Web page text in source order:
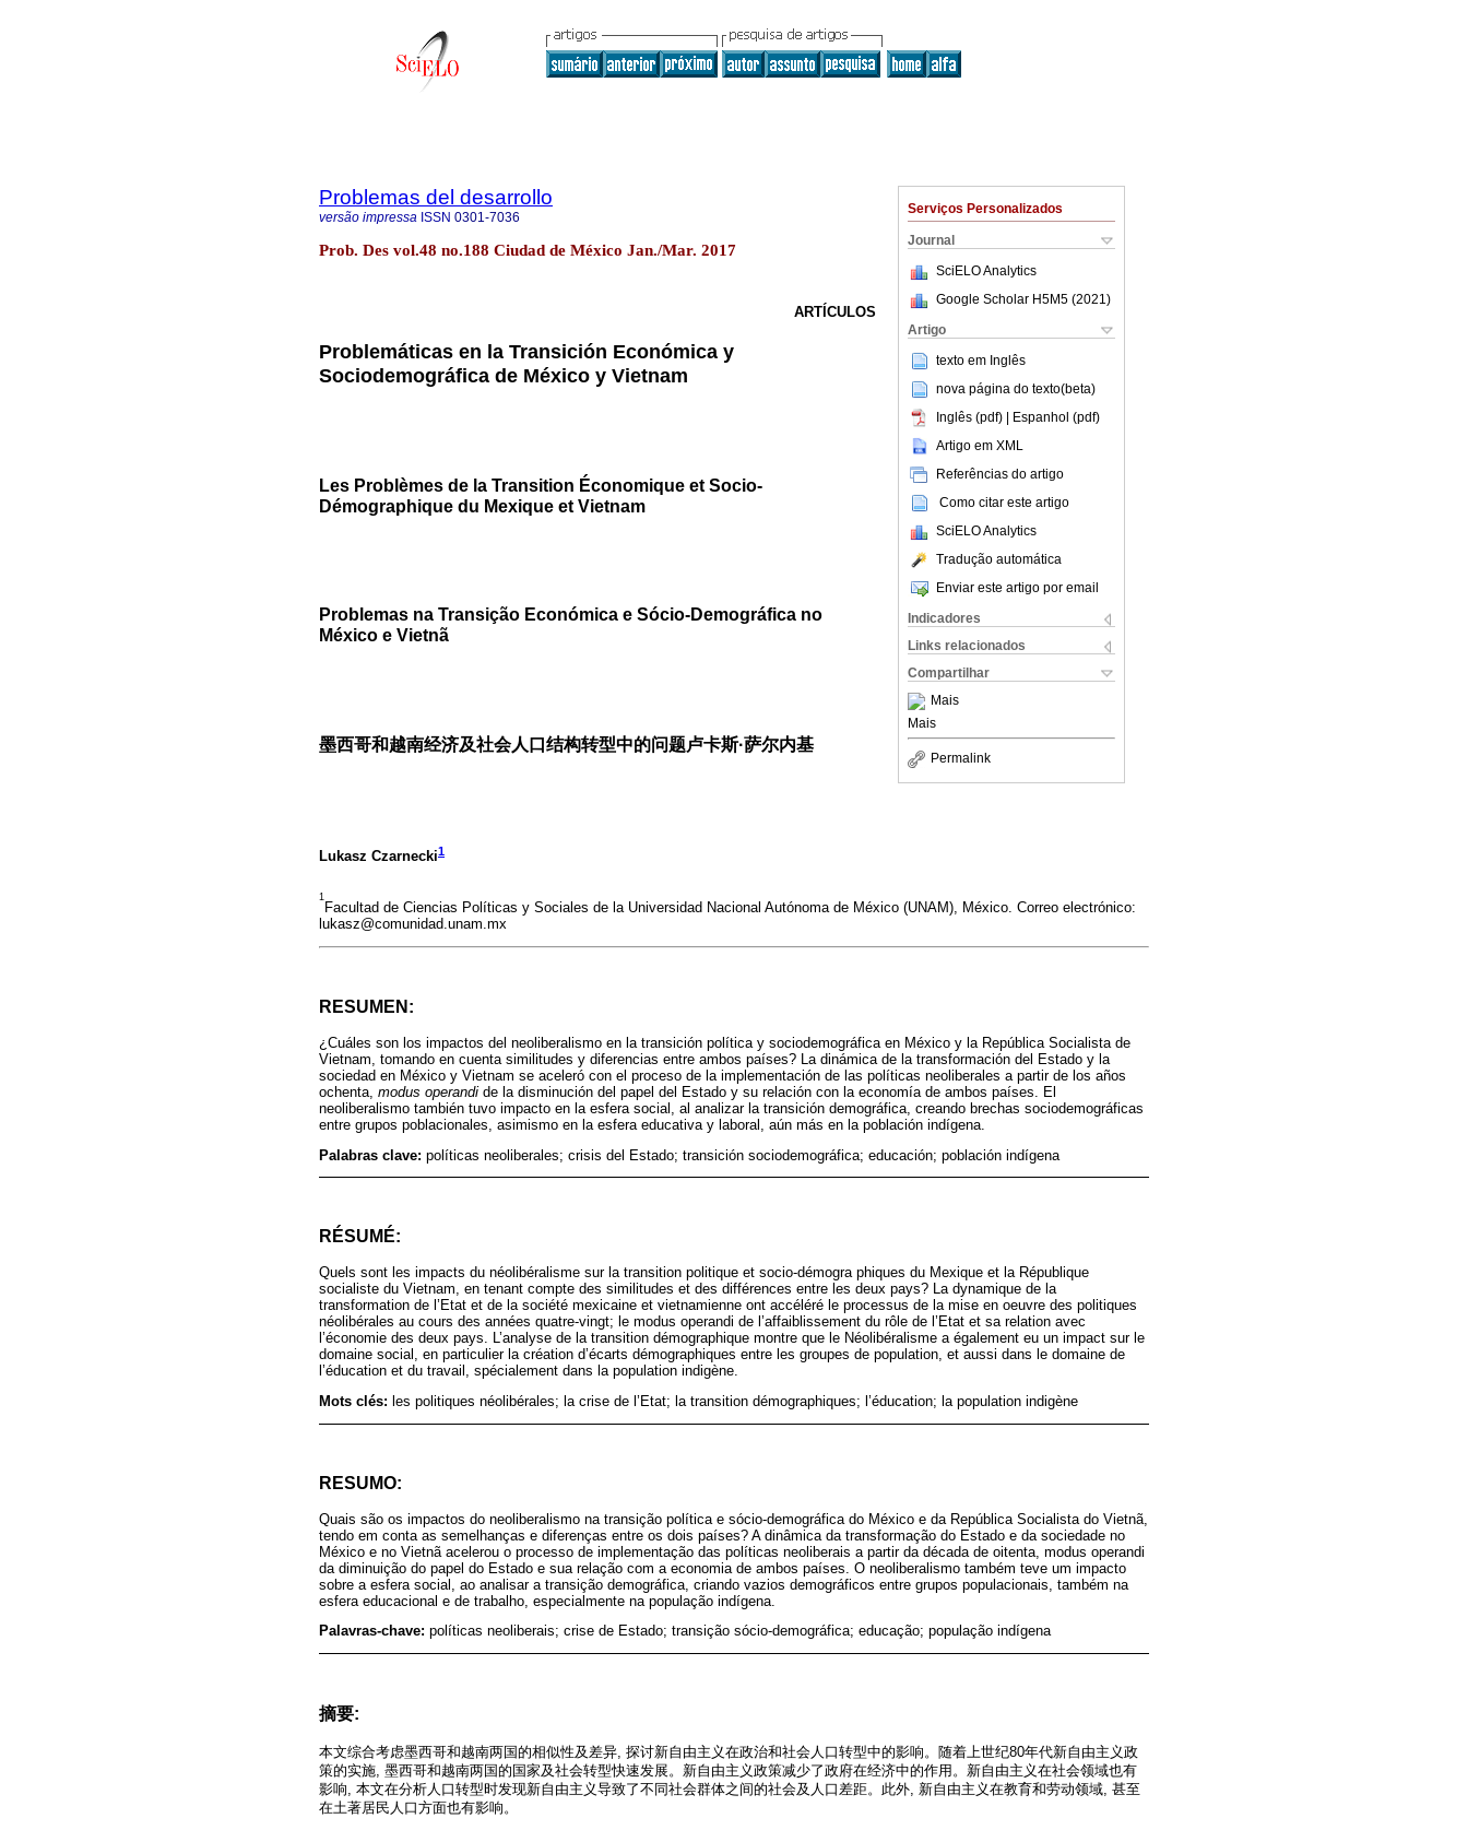
Serviços Personalizados
Journal
SciELO Analytics
Google Scholar H5M5 (2021 )
Artigo
texto em Inglês
nova página do texto(beta)
Inglês (pdf) | Espanhol (pdf)
Artigo em XML
Referências do artigo
Como citar este artigo
SciELO Analytics
Tradução automática
Enviar este artigo por email
Indicadores
Links relacionados
Compartilhar
Mais
Mais
Permalink
Problemas del desarrollo
versão impressa ISSN 0301-7036
Prob. Des vol.48 no.188 Ciudad de México Jan./Mar. 2017
ARTÍCULOS
Problemáticas en la Transición Económica y
Sociodemográfica de México y Vietnam
Les Problèmes de la Transition Économique et Socio-
Démographique du Mexique et Vietnam
Problemas na Transição Económica e Sócio-Demográfica no
México e Vietnã
墨西哥和越南经济及社会人口结构转型中的问题卢卡斯·萨尔内基
Lukasz Czarnecki1
1
Facultad de Ciencias Políticas y Sociales de la Universidad Nacional Autónoma de México (UNAM), México. Correo electrónico:
lukasz@comunidad.unam.mx
RESUMEN:
¿Cuáles son los impactos del neoliberalismo en la transición política y sociodemográfica en México y la República Socialista de
Vietnam, tomando en cuenta similitudes y diferencias entre ambos países? La dinámica de la transformación del Estado y la
sociedad en México y Vietnam se aceleró con el proceso de la implementación de las políticas neoliberales a partir de los años
ochenta, modus operandi de la disminución del papel del Estado y su relación con la economía de ambos países. El
neoliberalismo también tuvo impacto en la esfera social, al analizar la transición demográfica, creando brechas sociodemográficas
entre grupos poblacionales, asimismo en la esfera educativa y laboral, aún más en la población indígena.
Palabras clave: políticas neoliberales; crisis del Estado; transición sociodemográfica; educación; población indígena
RÉSUMÉ:
Quels sont les impacts du néolibéralisme sur la transition politique et socio-démogra phiques du Mexique et la République
socialiste du Vietnam, en tenant compte des similitudes et des différences entre les deux pays? La dynamique de la
transformation de l’Etat et de la société mexicaine et vietnamienne ont accéléré le processus de la mise en oeuvre des politiques
néolibérales au cours des années quatre-vingt; le modus operandi de l’affaiblissement du rôle de l’Etat et sa relation avec
l’économie des deux pays. L’analyse de la transition démographique montre que le Néolibéralisme a également eu un impact sur le
domaine social, en particulier la création d’écarts démographiques entre les groupes de population, et aussi dans le domaine de
l’éducation et du travail, spécialement dans la population indigène.
Mots clés: les politiques néolibérales; la crise de l’Etat; la transition démographiques; l’éducation; la population indigène
RESUMO:
Quais são os impactos do neoliberalismo na transição política e sócio-demográfica do México e da República Socialista do Vietnã,
tendo em conta as semelhanças e diferenças entre os dois países? A dinâmica da transformação do Estado e da sociedade no
México e no Vietnã acelerou o processo de implementação das políticas neoliberais a partir da década de oitenta, modus operandi
da diminuição do papel do Estado e sua relação com a economia de ambos países. O neoliberalismo também teve um impacto
sobre a esfera social, ao analisar a transição demográfica, criando vazios demográficos entre grupos populacionais, também na
esfera educacional e de trabalho, especialmente na população indígena.
Palavras-chave: políticas neoliberais; crise de Estado; transição sócio-demográfica; educação; população indígena
摘要:
本文综合考虑墨西哥和越南两国的相似性及差异, 探讨新自由主义在政治和社会人口转型中的影响。随着上世纪80年代新自由主义政
策的实施, 墨西哥和越南两国的国家及社会转型快速发展。新自由主义政策减少了政府在经济中的作用。新自由主义在社会领域也有
影响, 本文在分析人口转型时发现新自由主义导致了不同社会群体之间的社会及人口差距。此外, 新自由主义在教育和劳动领域, 甚至
在土著居民人口方面也有影响。